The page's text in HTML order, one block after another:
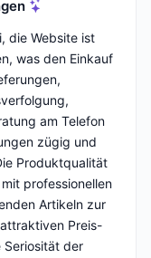
die Website ist
was den Einkauf
am Telefon
zügig und
Produktqualität
professionellen
Artikeln zur
Preis-
Seriosität der